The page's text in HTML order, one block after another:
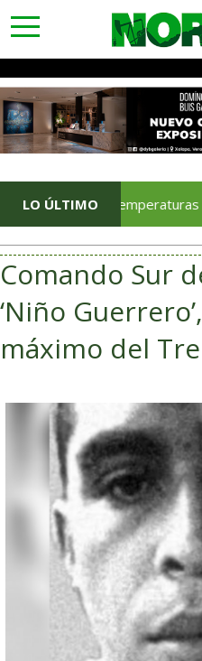
toggle
navigation
LO ÚLTIMO
Altas temperaturas y déficit
Comando Sur
‘Niño
máximo del